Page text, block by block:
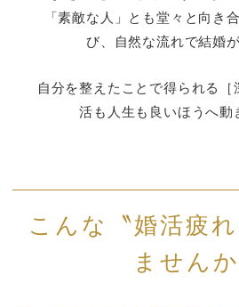
こんな〝婚活疲
ませんか